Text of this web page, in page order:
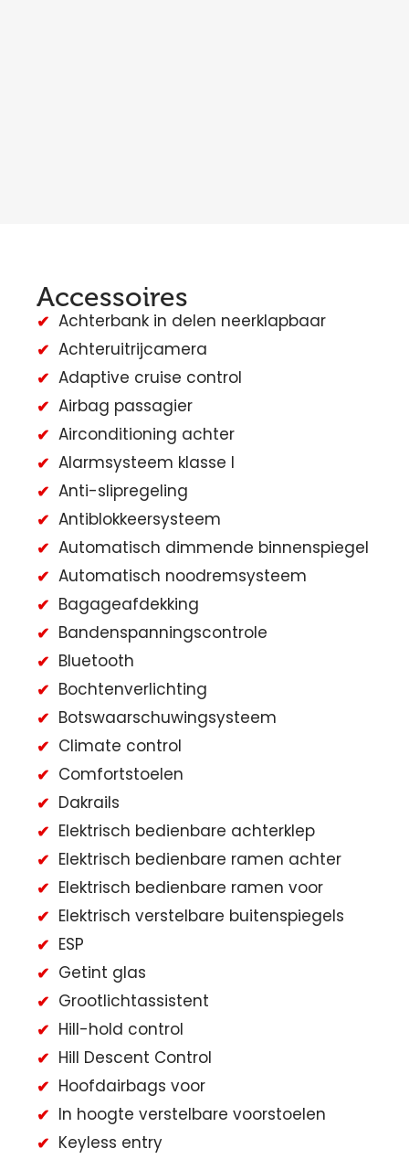
Accessoires
Achterbank in delen neerklapbaar
Achteruitrijcamera
Adaptive cruise control
Airbag passagier
Airconditioning achter
Alarmsysteem klasse I
Anti-slipregeling
Antiblokkeersysteem
Automatisch dimmende binnenspiegel
Automatisch noodremsysteem
Bagageafdekking
Bandenspanningscontrole
Bluetooth
Bochtenverlichting
Botswaarschuwingsysteem
Climate control
Comfortstoelen
Dakrails
Elektrisch bedienbare achterklep
Elektrisch bedienbare ramen achter
Elektrisch bedienbare ramen voor
Elektrisch verstelbare buitenspiegels
ESP
Getint glas
Grootlichtassistent
Hill-hold control
Hill Descent Control
Hoofdairbags voor
In hoogte verstelbare voorstoelen
Keyless entry